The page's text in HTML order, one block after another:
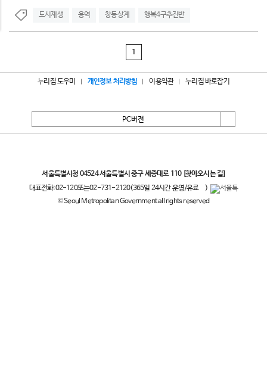
도시재생 용역 창동상계 행복4구추진반
1
누리집 도우미 개인정보 처리방침 이용약관 누리집 바로잡기
PC버전
서울특별시청 04524 서울특별시 중구 세종대로 110 [찾아오시는 길]
대표전화:02-120또는02-731-2120(365일 24시간 운영/유료
)
© Seoul Metropolitan Government all rights reserved